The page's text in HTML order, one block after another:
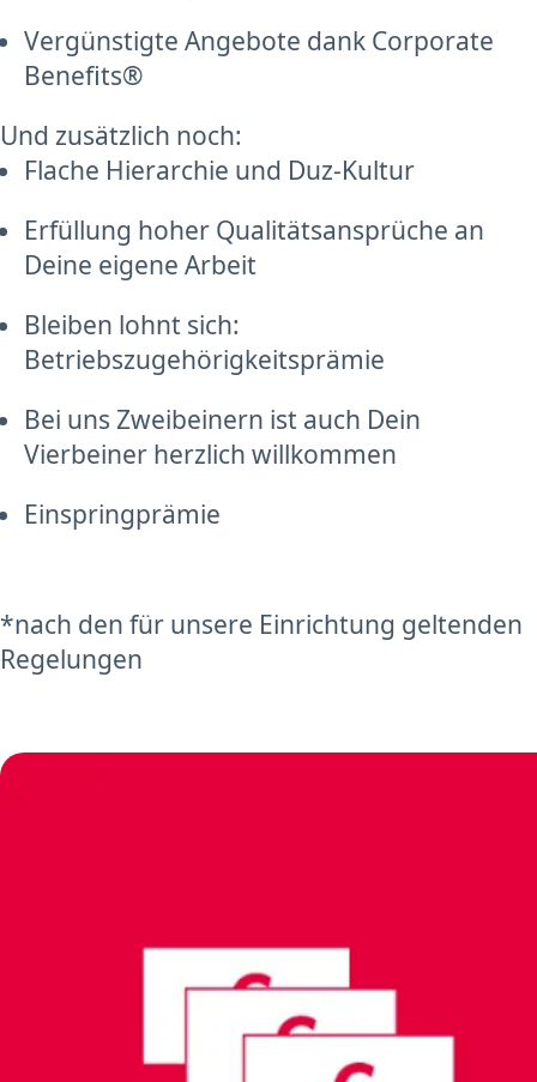
Vergünstigte Angebote dank Corporate
Benefits®
Und zusätzlich noch:
Flache Hierarchie und Duz-Kultur
Erfüllung hoher Qualitätsansprüche an
Deine eigene Arbeit
Bleiben lohnt sich:
Betriebszugehörigkeitsprämie
Bei uns Zweibeinern ist auch Dein
Vierbeiner herzlich willkommen
Einspringprämie
*nach den für unsere Einrichtung geltenden
Regelungen